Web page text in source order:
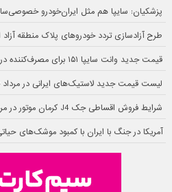
پزشکیان: سایپا هم مثل ایران‌خودرو
طرح آزادسازی تردد خودروهای پلاک منطقه
قیمت جدید وانت سایپا ۱۵۱ برای مصرف‌کننده در مرداد ۱۴۰۵ اعلام شد
لیست قیمت جدید لاستیک‌های ایرانی در مرداد ۱۴۰۵
شرایط فروش اقساطی جک J4 کرمان موتور در مرداد 1405
آمریکا در جنگ با ایران با کمبود موشک‌های